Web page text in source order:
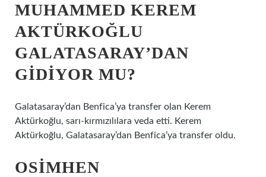
MUHAMMED KEREM
AKTÜRKOĞLU
GALATASARAY’DAN
GIDIYOR MU?
Galatasaray’dan Benfica’ya transfer olan Kerem
Aktürkoğlu, sarı-kırmızılılara veda etti. Kerem
Aktürkoğlu, Galatasaray’dan Benfica’ya transfer oldu.
OSIMHEN